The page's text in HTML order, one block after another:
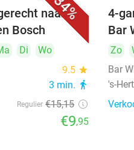
34%
naar
Bosch
Di
Wo
9.5 star
3 min. directions_walk
Regulier €15,15
€9,95
4-
Bar
Zo
Bar
's-